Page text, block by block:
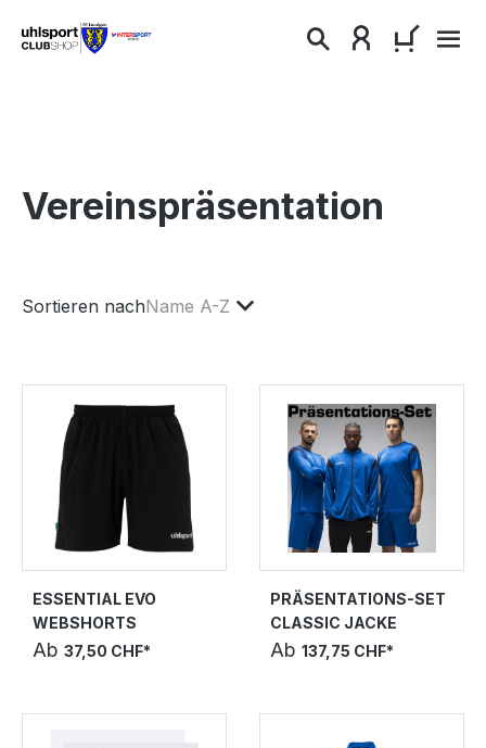
springen
Vereinspräsentation
Sortieren nachName A-Z
ESSENTIAL EVO
WEBSHORTS
Ab 37,50 CHF*
PRÄSENTATIONS-SET
CLASSIC JACKE
Ab 137,75 CHF*